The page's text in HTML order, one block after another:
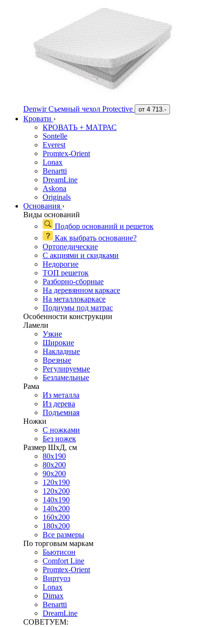
Denwir Съемный чехол Protective от 4 713.-
Кровати ›
КРОВАТЬ + МАТРАС
Sontelle
Everest
Promtex-Orient
Lonax
Benartti
DreamLine
Askona
Originals
Основания ›
Виды оснований
Подбор оснований и решеток
Как выбрать основание?
Ортопедические
С акциями и скидками
Недорогие
ТОП решеток
Разборно-сборные
На деревянном каркасе
На металлокаркасе
Подиумы под матрас
Особенности конструкции
Ламели
Узкие
Широкие
Накладные
Врезные
Регулируемые
Безламельные
Рама
Из металла
Из дерева
Подъемная
Ножки
С ножками
Без ножек
Размер ШхД, см
80х190
80х200
90х200
120х190
120х200
140х190
140х200
160х200
180х200
Все размеры
По торговым маркам
Бьютисон
Comfort Line
Promtex-Orient
Виртуоз
Lonax
Dimax
Benartti
DreamLine
СОВЕТУЕМ: